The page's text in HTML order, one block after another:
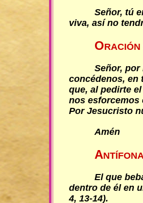
Señor, tú
viva, así no
O
Señor,
concédenos, en
que, al pedirte
nos esforcemos
Por Jesucristo
Amén
A
El que
dentro de él en
4, 13-14).